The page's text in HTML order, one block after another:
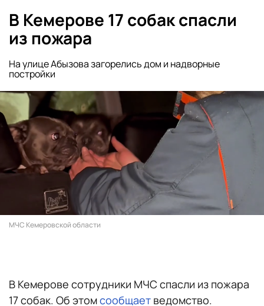
В Кемерове 17 собак спасли
из пожара
На улице Абызова загорелись дом и надворные
постройки
МЧС Кемеровской области
В Кемерове сотрудники МЧС спасли из пожара
17 собак. Об этомсообщает ведомство.